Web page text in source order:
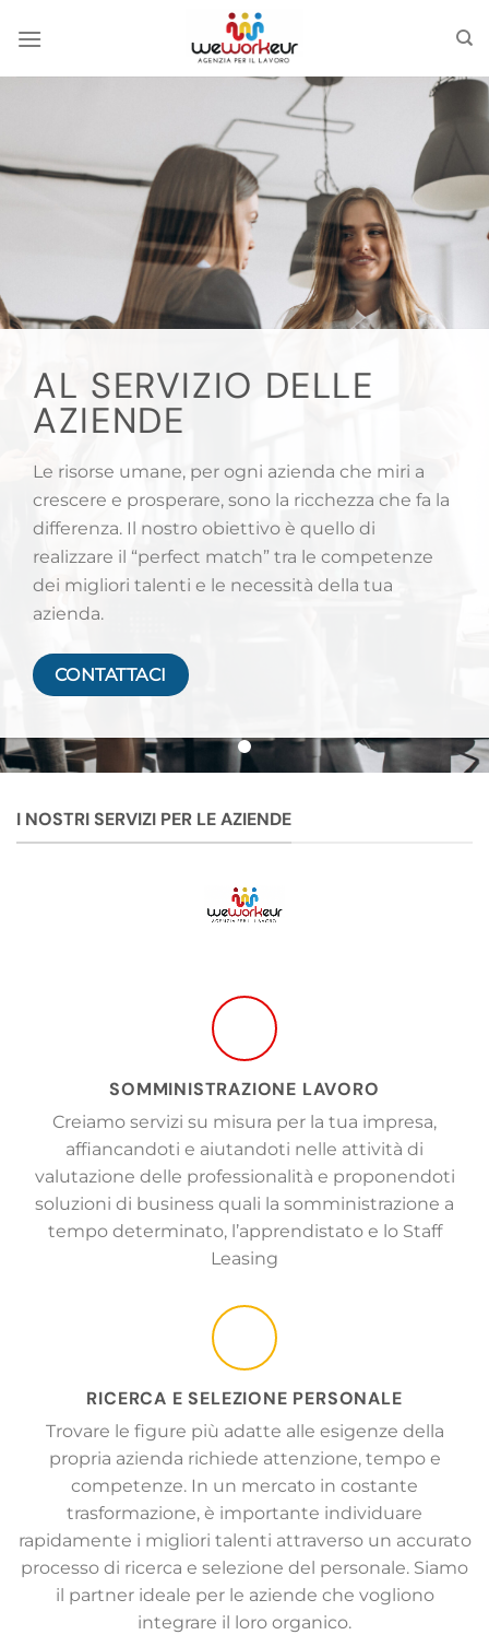
AL SERVIZIO DELLE
AZIENDE
Le risorse umane, per ogni azienda che miri a
crescere e prosperare, sono la ricchezza che fa la
differenza. Il nostro obiettivo è quello di
realizzare il “perfect match” tra le competenze
dei migliori talenti e le necessità della tua
azienda.
CONTATTACI
I NOSTRI SERVIZI PER LE AZIENDE
SOMMINISTRAZIONE LAVORO
Creiamo servizi su misura per la tua impresa,
affiancandoti e aiutandoti nelle attività di
valutazione delle professionalità e proponendoti
soluzioni di business quali la somministrazione a
tempo determinato, l’apprendistato e lo Staff
Leasing
RICERCA E SELEZIONE PERSONALE
Trovare le figure più adatte alle esigenze della
propria azienda richiede attenzione, tempo e
competenze. In un mercato in costante
trasformazione, è importante individuare
rapidamente i migliori talenti attraverso un accurato
processo di ricerca e selezione del personale. Siamo
il partner ideale per le aziende che vogliono
integrare il loro organico.